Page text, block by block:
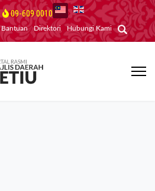
09-609 0010
Bantuan Direktori Hubungi Kami